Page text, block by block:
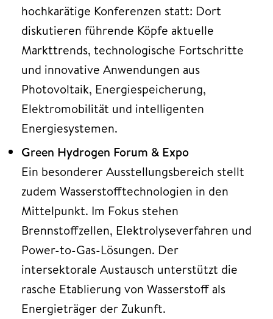
hochkarätige Konferenzen statt: Dort
diskutieren führende Köpfe aktuelle
Markttrends, technologische Fortschritte
und innovative Anwendungen aus
Photovoltaik, Energiespeicherung,
Elektromobilität und intelligenten
Energiesystemen.
Green Hydrogen Forum & Expo
Ein besonderer Ausstellungsbereich stellt
zudem Wasserstofftechnologien in den
Mittelpunkt. Im Fokus stehen
Brennstoffzellen, Elektrolyseverfahren und
Power-to-Gas-Lösungen. Der
intersektorale Austausch unterstützt die
rasche Etablierung von Wasserstoff als
Energieträger der Zukunft.